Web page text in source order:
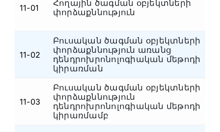
11-01
Հողային ծագման օբյեկտների
փորձաքննություն
11-02
Բուսական ծագման օբյեկտների
փորձաքննություն առանց
դենդրոխրոնոլոգիական մեթոդի
կիրառման
11-03
Բուսական ծագման օբյեկտների
փորձաքննություն
դենդրոխրոնոլոգիական մեթոդի
կիրառմամբ